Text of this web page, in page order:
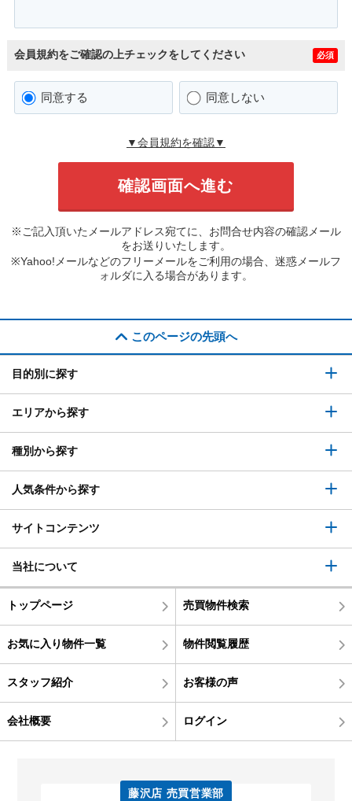
会員規約をご確認の上チェックをしてください 必須
同意する 同意しない
▼会員規約を確認▼
※ご記入頂いたメールアドレス宛てに、お問合せ内容の確認メール
をお送りいたします。
※Yahoo!メールなどのフリーメールをご利用の場合、迷惑メールフ
ォルダに入る場合があります。
このページの先頭へ
目的別に探す
エリアから探す
種別から探す
人気条件から探す
サイトコンテンツ
当社について
トップページ 売買物件検索
お気に入り物件一覧 物件閲覧履歴
スタッフ紹介 お客様の声
会社概要 ログイン
藤沢店 売買営業部